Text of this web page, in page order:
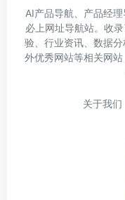
AI产品导航、产品经
必上网址导航站。收
验、行业资讯、数据
外优秀网站等相关网
关于我们